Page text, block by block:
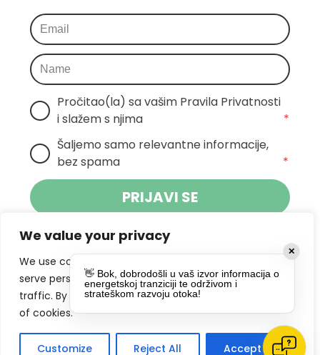
We value your privacy
We use cookies to enhance your browsing experience,
serve personalized ads or content, and analyze our
traffic. By clicking "Accept All", you consent to our use
of cookies.
Customize Reject All Accept All
Pročitao(la) sa vašim Pravila Privatnosti
i slažem s njima
*
Šaljemo samo relevantne informacije,
bez spama
*
PRIJAVI SE
Klikom na gumb dajete suglasnost za
primanje novosti Pokreta Otoka te se
slažete spolitikom privatnosti.
DRUŠTVENE MREŽE
✕
👋 Bok, dobrodošli u vaš izvor informacija o
energetskoj tranziciji te održivom i
strateškom razvoju otoka!